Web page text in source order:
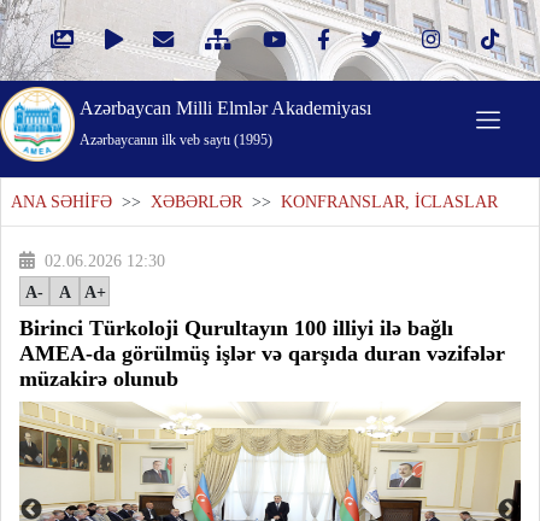
Azərbaycan Milli Elmlər Akademiyası
Azərbaycanın ilk veb saytı (1995)
ANA SƏHİFƏ >> XƏBƏRLƏR >> KONFRANSLAR, İCLASLAR
02.06.2026 12:30
A-
A A+
Birinci Türkoloji Qurultayın 100 illiyi ilə bağlı
AMEA-da görülmüş işlər və qarşıda duran vəzifələr
müzakirə olunub